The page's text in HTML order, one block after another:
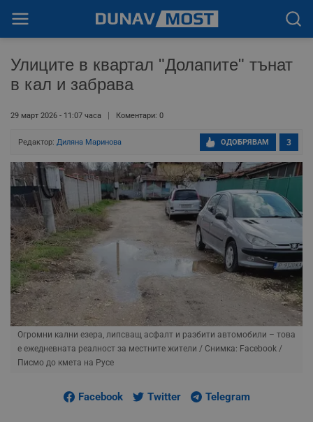
Улиците в квартал "Долапите" тънат
в кал и забрава
29 март 2026 - 11:07 часа Коментари: 0
Редактор: Диляна Маринова 3
ОДОБРЯВАМ
Огромни кални езера, липсващ асфалт и разбити автомобили – това
е ежедневната реалност за местните жители / Снимка: Facebook /
Писмо до кмета на Русе
Facebook Twitter Telegram